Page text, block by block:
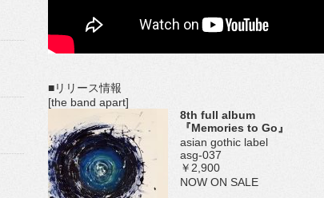
■リリース情報
[the band apart]
8th full album
『Memories to Go』
asian gothic label
asg-037
￥2,900
NOW ON SALE